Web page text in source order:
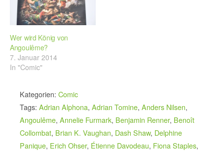
Wer wird König von
Angoulême?
7. Januar 2014
In "Comic"
Kategorien: Comic
Tags: Adrian Alphona, Adrian Tomine, Anders Nilsen,
Angoulême, Annelie Furmark, Benjamin Renner, Benoît
Collombat, Brian K. Vaughan, Dash Shaw, Delphine
Panique, Erich Ohser, Étienne Davodeau, Fiona Staples,